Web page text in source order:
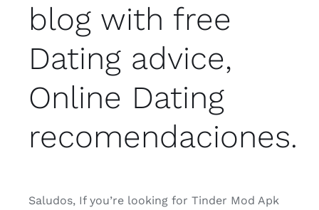
blog with free
Dating advice,
Online Dating
recomendaciones.
Saludos, If you’re looking for Tinder Mod Apk